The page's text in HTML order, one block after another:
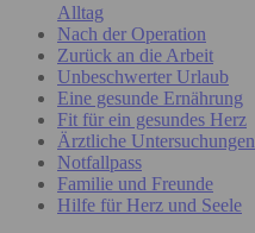
Alltag
Nach der Operation
Zurück an die Arbeit
Unbeschwerter Urlaub
Eine gesunde Ernährung
Fit für ein gesundes Herz
Ärztliche Untersuchungen
Notfallpass
Familie und Freunde
Hilfe für Herz und Seele